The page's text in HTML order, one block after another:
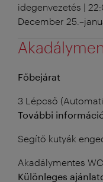
idegenvezetés |
December
Főbejárat
3 Lépcső
További
Segítő kutyák
Akadálymentes WC
Különleges